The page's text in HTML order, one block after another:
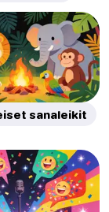
sanaleikit